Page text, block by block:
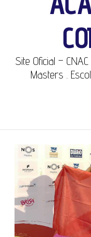
Site Oficial –
Masters .